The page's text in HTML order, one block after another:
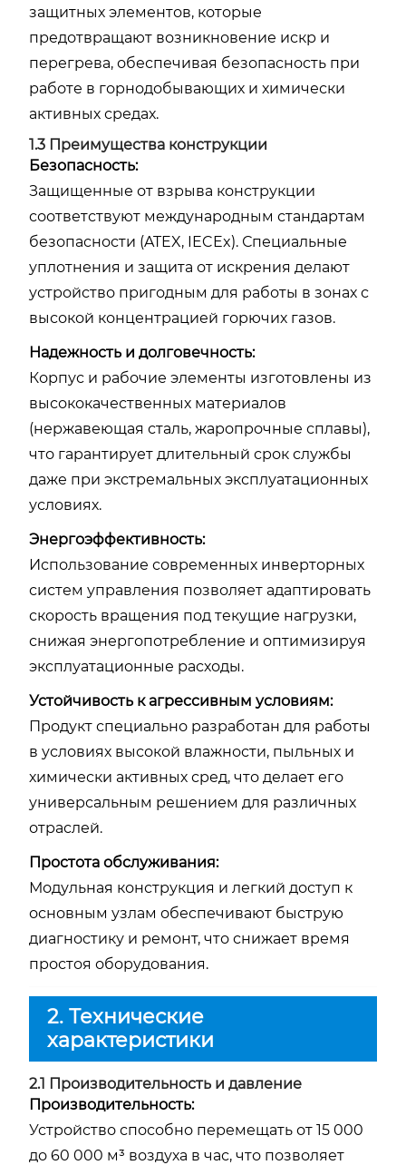
защитных элементов, которые
предотвращают возникновение искр и
перегрева, обеспечивая безопасность при
работе в горнодобывающих и химически
активных средах.
1.3 Преимущества конструкции
Безопасность:
Защищенные от взрыва конструкции
соответствуют международным стандартам
безопасности (ATEX, IECEx). Специальные
уплотнения и защита от искрения делают
устройство пригодным для работы в зонах с
высокой концентрацией горючих газов.
Надежность и долговечность:
Корпус и рабочие элементы изготовлены из
высококачественных материалов
(нержавеющая сталь, жаропрочные сплавы),
что гарантирует длительный срок службы
даже при экстремальных эксплуатационных
условиях.
Энергоэффективность:
Использование современных инверторных
систем управления позволяет адаптировать
скорость вращения под текущие нагрузки,
снижая энергопотребление и оптимизируя
эксплуатационные расходы.
Устойчивость к агрессивным условиям:
Продукт специально разработан для работы
в условиях высокой влажности, пыльных и
химически активных сред, что делает его
универсальным решением для различных
отраслей.
Простота обслуживания:
Модульная конструкция и легкий доступ к
основным узлам обеспечивают быструю
диагностику и ремонт, что снижает время
простоя оборудования.
2. Технические
характеристики
2.1 Производительность и давление
Производительность:
Устройство способно перемещать от 15 000
до 60 000 м³ воздуха в час, что позволяет